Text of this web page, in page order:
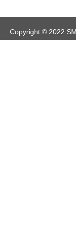
Copyright © 2022